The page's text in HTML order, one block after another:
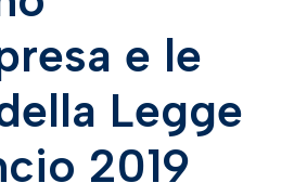
e le
Legge
2019